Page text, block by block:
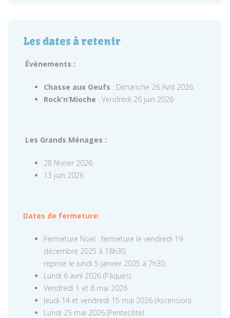
Les dates à retenir
Évènements :
Chasse aux Oeufs : Dimanche 26 Avril 2026
Rock’n’Mioche : Vendredi 26 juin 2026
Les Grands Ménages :
28 février 2026
13 juin 2026
Dates de fermeture:
Fermeture Noël : fermeture le vendredi 19
décembre 2025 à 18h30,
reprise le lundi 5 janvier 2025 à 7h30.
Lundi 6 avril 2026 (Pâques)
Vendredi 1 et 8 mai 2026
Jeudi 14 et vendredi 15 mai 2026 (Ascension)
Lundi 25 mai 2026 (Pentecôte)